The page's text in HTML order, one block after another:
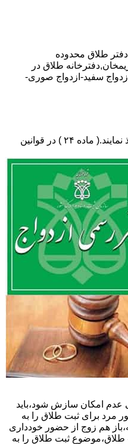
مجرب,دفتر طلاق محدوده
طلاق در
سفید-ازدواج صوری-
دفتر طلاق،باید در ثبت طلاق گواهی عدم امکان سازش (مخصوص طلاق توافقی و یا طلاق به تقاضای مرد ) و لازم ضروری حکم دادگاه (در طلاق به تقاضای زن ) را مطالبه و اخذ نمایند.( ماده ۲۴ ) در قوانین
عدم امکان سازش شود،باید
مرد برای ثبت طلاق را به
هم زوج از حضور خودداری
طلاق،موضوع ثبت طلاق را به